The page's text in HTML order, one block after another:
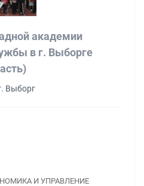
академии
в г. Выборге
Выборг
И УПРАВЛЕНИЕ